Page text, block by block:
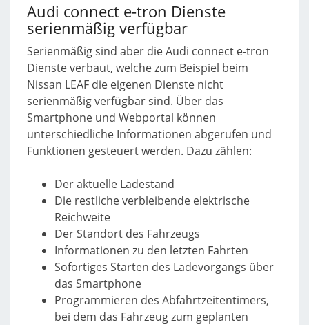
Audi connect e-tron Dienste
serienmäßig verfügbar
Serienmäßig sind aber die Audi connect e-tron
Dienste verbaut, welche zum Beispiel beim
Nissan LEAF die eigenen Dienste nicht
serienmäßig verfügbar sind. Über das
Smartphone und Webportal können
unterschiedliche Informationen abgerufen und
Funktionen gesteuert werden. Dazu zählen:
Der aktuelle Ladestand
Die restliche verbleibende elektrische
Reichweite
Der Standort des Fahrzeugs
Informationen zu den letzten Fahrten
Sofortiges Starten des Ladevorgangs über
das Smartphone
Programmieren des Abfahrtzeitentimers,
bei dem das Fahrzeug zum geplanten